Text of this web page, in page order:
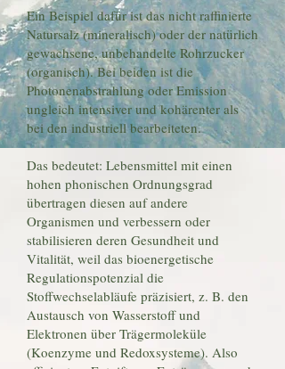
Ein Beispiel dafür ist das nicht raffinierte
Natursalz (mineralisch) oder der natürlich
gewachsene, unbehandelte Rohrzucker
(organisch). Bei beiden ist die
Photonenabstrahlung oder Emission
ungleich intensiver und kohärenter als
bei den industriell bearbeiteten.
Das bedeutet: Lebensmittel mit einen
hohen phonischen Ordnungsgrad
übertragen diesen auf andere
Organismen und verbessern oder
stabilisieren deren Gesundheit und
Vitalität, weil das bioenergetische
Regulationspotenzial die
Stoffwechselabläufe präzisiert, z. B. den
Austausch von Wasserstoff und
Elektronen über Trägermoleküle
(Koenzyme und Redoxsysteme). Also